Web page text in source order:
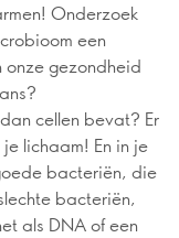
Onderzoek
een
onze gezondheid
cellen bevat? Er
lichaam! En in je
bacteriën, die
bacteriën,
als DNA of een